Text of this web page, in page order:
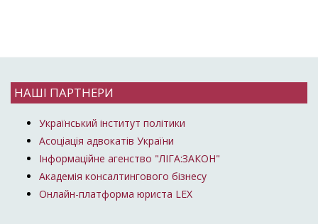
НАШІ ПАРТНЕРИ
Український інститут політики
Асоціація адвокатів України
Інформаційне агенство "ЛІГА:ЗАКОН"
Академія консалтингового бізнесу
Онлайн-платформа юриста LEX